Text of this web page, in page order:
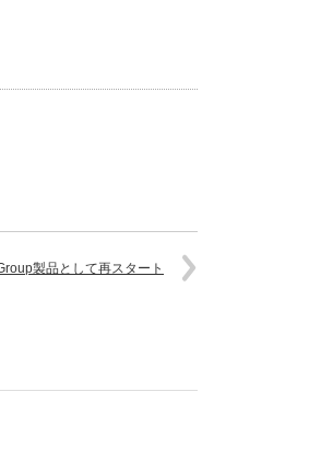
製品として再スタート